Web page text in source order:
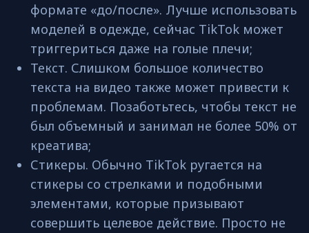
формате «до/после». Лучше использовать
моделей в одежде, сейчас TikTok может
триггериться даже на голые плечи;
Текст. Слишком большое количество
текста на видео также может привести к
проблемам. Позаботьтесь, чтобы текст не
был объемный и занимал не более 50% от
креатива;
Стикеры. Обычно TikTok ругается на
стикеры со стрелками и подобными
элементами, которые призывают
совершить целевое действие. Просто не